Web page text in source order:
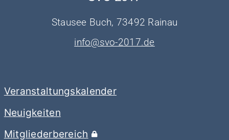
Veranstaltungskalender
Neuigkeiten
Mitgliederbereich
Stausee Buch, 73492 Rainau
info@svo-2017.de